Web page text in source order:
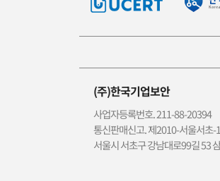
(주)한국기업보안
사업자등록번호. 211-88-20394
통신판매신고. 제2010-서울서초-
서울시 서초구 강남대로99길 53